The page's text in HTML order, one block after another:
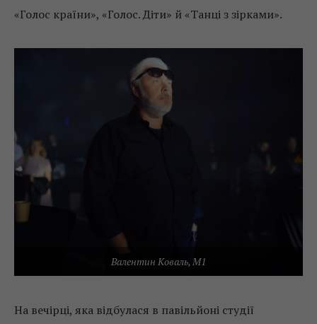
«Голос країни», «Голос. Діти» й «Танці з зірками».
Валентин Коваль, М1
На вечірці, яка відбулася в павільйоні студії